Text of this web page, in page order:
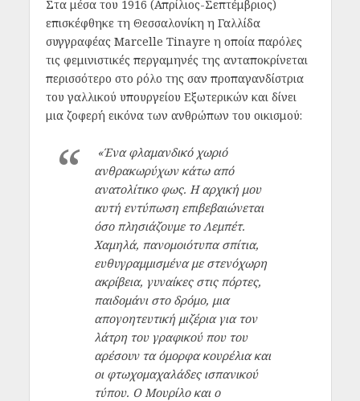
Στα μέσα του 1916 (Απρίλιος-Σεπτέμβριος)
επισκέφθηκε τη Θεσσαλονίκη η Γαλλίδα
συγγραφέας Marcelle Tinayre η οποία παρόλες
τις φεμινιστικές περγαμηνές της ανταποκρίνεται
περισσότερο στο ρόλο της σαν προπαγανδίστρια
του γαλλικού υπουργείου Εξωτερικών και δίνει
μια ζοφερή εικόνα των ανθρώπων του οικισμού:
«Ένα φλαμανδικό χωριό
ανθρακωρύχων κάτω από
ανατολίτικο φως. Η αρχική μου
αυτή εντύπωση επιβεβαιώνεται
όσο πλησιάζουμε το Λεμπέτ.
Χαμηλά, πανομοιότυπα σπίτια,
ευθυγραμμισμένα με στενόχωρη
ακρίβεια, γυναίκες στις πόρτες,
παιδομάνι στο δρόμο, μια
απογοητευτική μιζέρια για τον
λάτρη του γραφικού που του
αρέσουν τα όμορφα κουρέλια και
οι φτωχομαχαλάδες ισπανικού
τύπου. Ο Μουρίλο και ο